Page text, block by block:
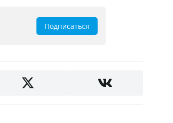
Подписаться